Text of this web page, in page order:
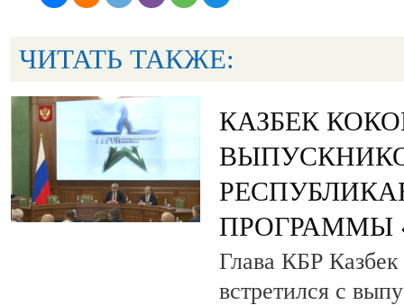
ЧИТАТЬ ТАКЖЕ:
КАЗБЕК
ПРОГРАММЫ
Глава КБР Казбек
встретился с